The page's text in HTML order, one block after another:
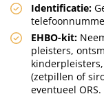
Identificatie:
EHBO-kit:
pleisters,
(zetpillen of
eventueel ORS.